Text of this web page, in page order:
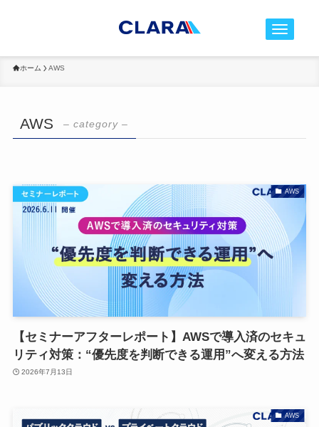
t
n
i
g
a
t
i
ホーム AWS
AWS – category –
AWS
【セミナーアフターレポート】AWSで導入済のセキュ
リティ対策：“優先度を判断できる運用”へ変える方法
2026年7月13日
AWS